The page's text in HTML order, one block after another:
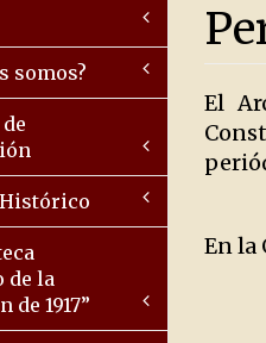
somos?
de la
1917”
El
En la